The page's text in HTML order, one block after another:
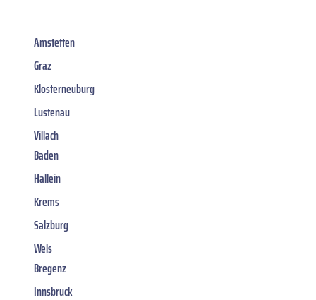
Amstetten
Graz
Klosterneuburg
Lustenau
Villach
Baden
Hallein
Krems
Salzburg
Wels
Bregenz
Innsbruck